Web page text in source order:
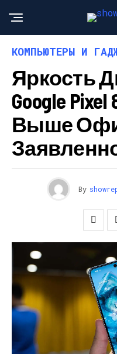
КОМПЬЮТЕРЫ И
Яркость
Google
Выше
By